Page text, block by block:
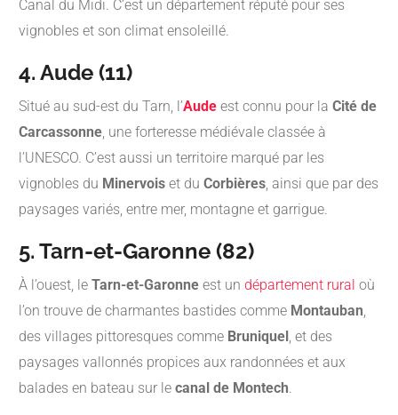
Canal du Midi. C’est un département réputé pour ses
vignobles et son climat ensoleillé.
4. Aude (11)
Situé au sud-est du Tarn, l’Aude est connu pour la Cité de
Carcassonne , une forteresse médiévale classée à
l’UNESCO. C’est aussi un territoire marqué par les
vignobles du Minervois et du Corbières , ainsi que par des
paysages variés, entre mer, montagne et garrigue.
5. Tarn-et-Garonne (82)
À l’ouest, le Tarn-et-Garonne est un département rural où
l’on trouve de charmantes bastides comme Montauban
des villages pittoresques comme Bruniquel , et des
paysages vallonnés propices aux randonnées et aux
balades en bateau sur le canal de Montech